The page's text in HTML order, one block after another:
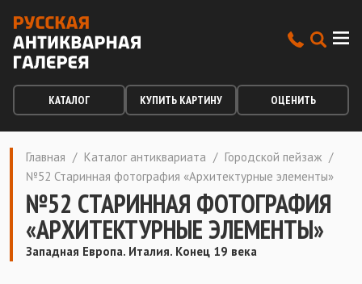
КАТАЛОГ КУПИТЬ КАРТИНУ ОЦЕНИТЬ
Главная / Каталог антиквариата / Городской пейзаж /
№52 Старинная фотография «Архитектурные элементы»
№52 СТАРИННАЯ ФОТОГРАФИЯ
«АРХИТЕКТУРНЫЕ ЭЛЕМЕНТЫ»
Западная Европа. Италия. Конец 19 века